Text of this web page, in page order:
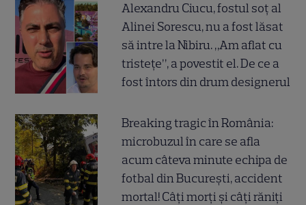
Alexandru Ciucu, fostul soț al
Alinei Sorescu, nu a fost lăsat
să intre la Nibiru. „Am aflat cu
tristețe”, a povestit el. De ce a
fost întors din drum designerul
Breaking tragic în România:
microbuzul în care se afla
acum câteva minute echipa de
fotbal din București, accident
mortal! Câți morți și câți răniți